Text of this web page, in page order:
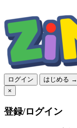
ログイン
はじめる →
×
登録/ログイン